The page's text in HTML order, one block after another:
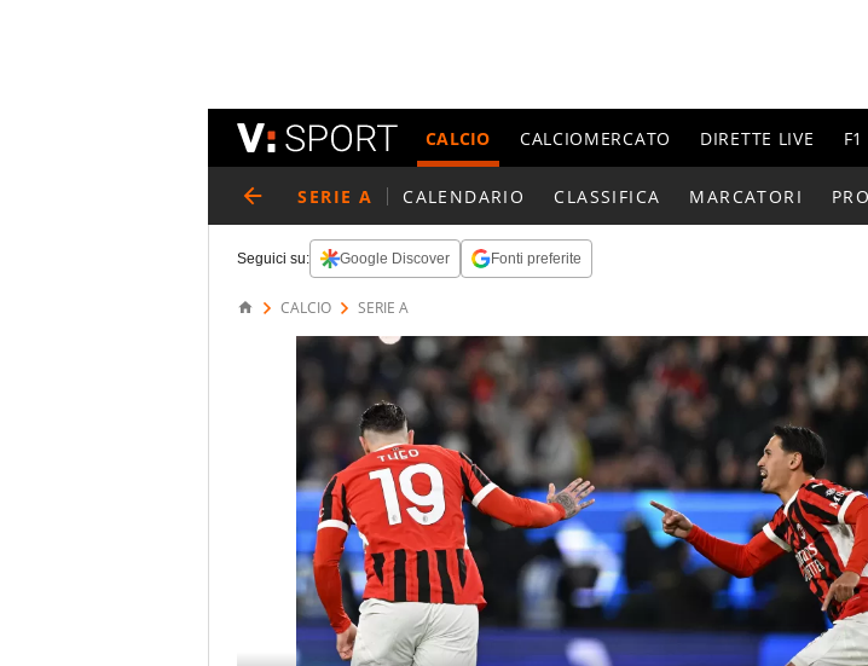
CALCIO CALCIOMERCATO DIRETTE LIVE F1
SERIE A CALENDARIO CLASSIFICA MARCATORI
Seguici su: Google Discover Fonti preferite
CALCIO SERIE A